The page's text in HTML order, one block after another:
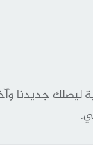
ليصلك جديدنا